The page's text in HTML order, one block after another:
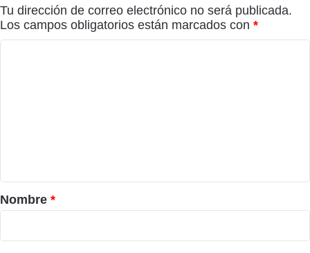
Tu dirección de correo electrónico no será publicada.
Los campos obligatorios están marcados con *
r
i
o
Nombre *